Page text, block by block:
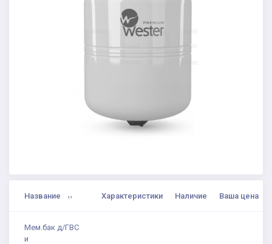
Название Характеристики Наличие Ваша цена
Мем.бак д/ГВС
и